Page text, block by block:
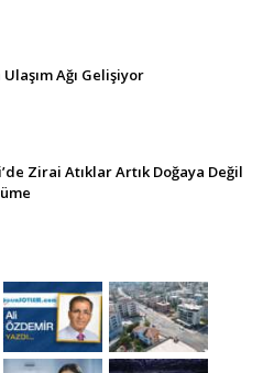
Ulaşım Ağı Gelişiyor
Zirai Atıklar Artık Doğaya Değil